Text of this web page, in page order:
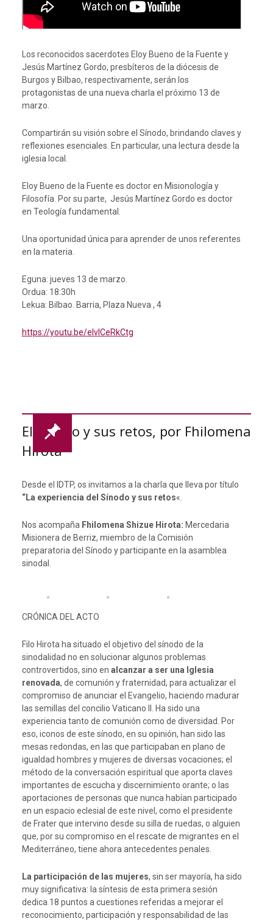
Los reconocidos sacerdotes Eloy Bueno de la Fuente y
Jesús Martínez Gordo, presbíteros de la diócesis de
Burgos y Bilbao, respectivamente, serán los
protagonistas de una nueva charla el próximo 13 de
marzo.
Compartirán su visión sobre el Sínodo, brindando claves y
reflexiones esenciales. En particular, una lectura desde la
iglesia local.
Eloy Bueno de la Fuente es doctor en Misionología y
Filosofía. Por su parte, Jesús Martínez Gordo es doctor
en Teología fundamental.
Una oportunidad única para aprender de unos referentes
en la materia.
Eguna: jueves 13 de marzo.
Ordua: 18:30h
Lekua: Bilbao. Barria, Plaza Nueva , 4
https://youtu.be/eIvICeRkCtg
El Sínodo y sus retos, por Fhilomena
Hirota
Desde el IDTP, os invitamos a la charla que lleva por título
“La experiencia del Sínodo y sus retos«.
Nos acompaña Fhilomena Shizue Hirota: Mercedaria
Misionera de Berriz, miembro de la Comisión
preparatoria del Sínodo y participante en la asamblea
sinodal.
CRÓNICA DEL ACTO
Filo Hirota ha situado el objetivo del sínodo de la
sinodalidad no en solucionar algunos problemas
controvertidos, sino en alcanzar a ser una Iglesia
renovada, de comunión y fraternidad, para actualizar el
compromiso de anunciar el Evangelio, haciendo madurar
las semillas del concilio Vaticano II. Ha sido una
experiencia tanto de comunión como de diversidad. Por
eso, iconos de este sínodo, en su opinión, han sido las
mesas redondas, en las que participaban en plano de
igualdad hombres y mujeres de diversas vocaciones; el
método de la conversación espiritual que aporta claves
importantes de escucha y discernimiento orante; o las
aportaciones de personas que nunca habían participado
en un espacio eclesial de este nivel, como el presidente
de Frater que intervino desde su silla de ruedas, o alguien
que, por su compromiso en el rescate de migrantes en el
Mediterráneo, tiene ahora antecedentes penales.
La participación de las mujeres, sin ser mayoría, ha sido
muy significativa: la síntesis de esta primera sesión
dedica 18 puntos a cuestiones referidas a mejorar el
reconocimiento, participación y responsabilidad de las